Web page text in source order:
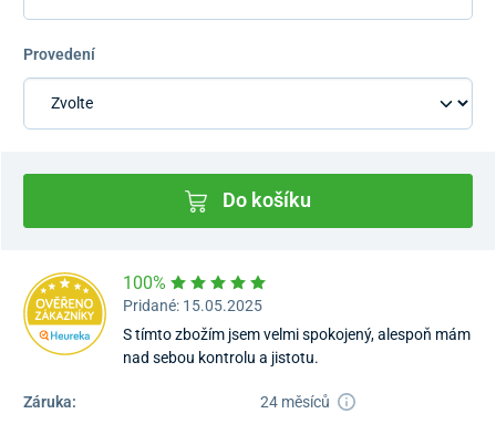
Provedení
Do košíku
100%
Pridané: 15.05.2025
S tímto zbožím jsem velmi spokojený, alespoň mám
nad sebou kontrolu a jistotu.
Záruka:
24 měsíců